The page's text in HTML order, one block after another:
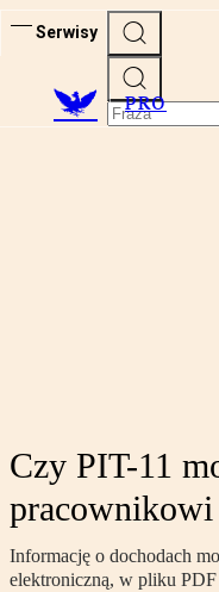
Serwisy
PRO
Czy PIT-11
Informację o dochodach
elektroniczną, w pliku